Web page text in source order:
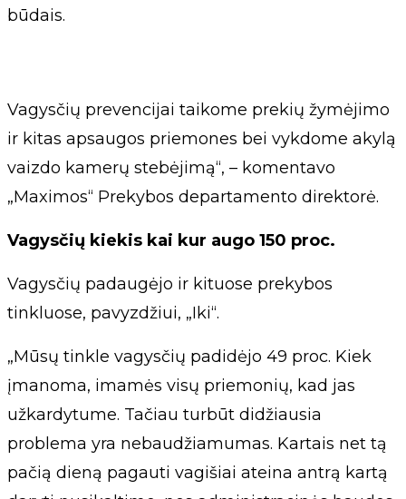
būdais.
Vagysčių prevencijai taikome prekių žymėjimo
ir kitas apsaugos priemones bei vykdome akylą
vaizdo kamerų stebėjimą“, – komentavo
„Maximos“ Prekybos departamento direktorė.
Vagysčių kiekis kai kur augo 150 proc.
Vagysčių padaugėjo ir kituose prekybos
tinkluose, pavyzdžiui, „Iki“.
„Mūsų tinkle vagysčių padidėjo 49 proc. Kiek
įmanoma, imamės visų priemonių, kad jas
užkardytume. Tačiau turbūt didžiausia
problema yra nebaudžiamumas. Kartais net tą
pačią dieną pagauti vagišiai ateina antrą kartą